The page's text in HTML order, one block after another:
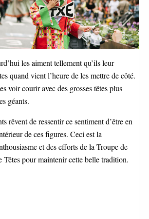
les aiment tellement qu’ils leur
quand vient l’heure de les mettre de côté.
voir courir avec des grosses têtes plus
géants.
rêvent de ressentir ce sentiment d’être en
de ces figures. Ceci est la
et des efforts de la Troupe de
Têtes pour maintenir cette belle tradition.